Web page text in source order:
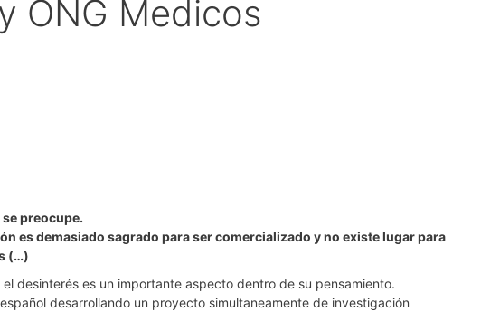
ONG Medicos
preocupe.
es demasiado sagrado para ser comercializado y no existe lugar para
(…)
desinterés es un importante aspecto dentro de su pensamiento.
desarrollando un proyecto simultaneamente de investigación